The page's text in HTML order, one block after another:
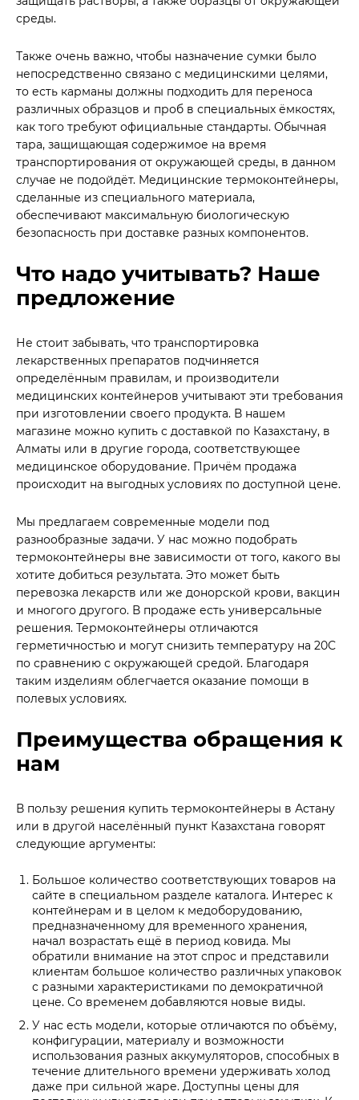
среды.
Также очень важно, чтобы назначение сумки было
непосредственно связано с медицинскими целями,
то есть карманы должны подходить для переноса
различных образцов и проб в специальных ёмкостях,
как того требуют официальные стандарты. Обычная
тара, защищающая содержимое на время
транспортирования от окружающей среды, в данном
случае не подойдёт. Медицинские термоконтейнеры,
сделанные из специального материала,
обеспечивают максимальную биологическую
безопасность при доставке разных компонентов.
Что надо учитывать? Наше
предложение
Не стоит забывать, что транспортировка
лекарственных препаратов подчиняется
определённым правилам, и производители
медицинских контейнеров учитывают эти требования
при изготовлении своего продукта. В нашем
магазине можно купить с доставкой по Казахстану, в
Алматы или в другие города, соответствующее
медицинское оборудование. Причём продажа
происходит на выгодных условиях по доступной цене.
Мы предлагаем современные модели под
разнообразные задачи. У нас можно подобрать
термоконтейнеры вне зависимости от того, какого вы
хотите добиться результата. Это может быть
перевозка лекарств или же донорской крови, вакцин
и многого другого. В продаже есть универсальные
решения. Термоконтейнеры отличаются
герметичностью и могут снизить температуру на 20С
по сравнению с окружающей средой. Благодаря
таким изделиям облегчается оказание помощи в
полевых условиях.
Преимущества обращения к
нам
В пользу решения купить термоконтейнеры в Астану
или в другой населённый пункт Казахстана говорят
следующие аргументы:
Большое количество соответствующих товаров на
сайте в специальном разделе каталога. Интерес к
контейнерам и в целом к медоборудованию,
предназначенному для временного хранения,
начал возрастать ещё в период ковида. Мы
обратили внимание на этот спрос и представили
клиентам большое количество различных упаковок
с разными характеристиками по демократичной
цене. Со временем добавляются новые виды.
У нас есть модели, которые отличаются по объёму,
конфигурации, материалу и возможности
использования разных аккумуляторов, способных в
течение длительного времени удерживать холод
даже при сильной жаре. Доступны цены для